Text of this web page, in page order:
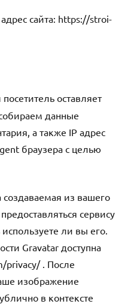
сайта: https://stroi-
посетитель оставляет
данные
а также IP адрес
браузера с целью
из вашего
сервису
ли вы его.
Gravatar доступна
privacy/ . После
изображение
в контексте